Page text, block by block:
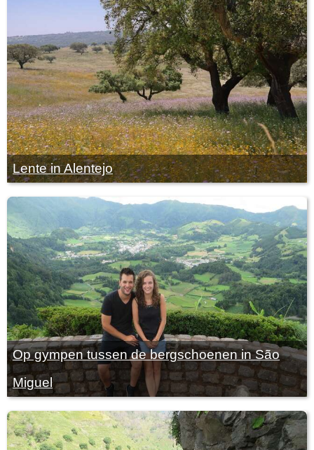
Lente in Alentejo
Op gympen tussen de bergschoenen in São
Miguel